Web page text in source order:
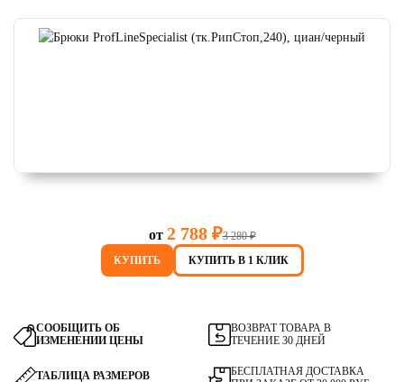
от 2 788 ₽3 280 ₽
КУПИТЬ
КУПИТЬ В 1 КЛИК
СООБЩИТЬ ОБ
ИЗМЕНЕНИИ ЦЕНЫ
ВОЗВРАТ ТОВАРА В
ТЕЧЕНИЕ 30 ДНЕЙ
ТАБЛИЦА РАЗМЕРОВ
БЕСПЛАТНАЯ ДОСТАВКА